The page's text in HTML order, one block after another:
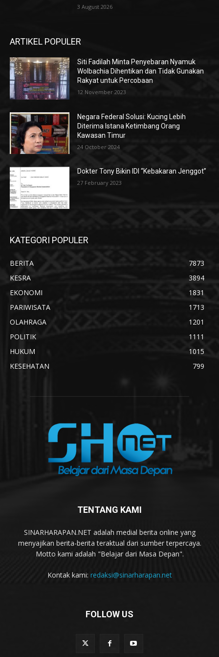
3 August 2026
ARTIKEL POPULER
Siti Fadilah Minta Penyebaran Nyamuk
Wolbachia Dihentikan dan Tidak Gunakan
Rakyat untuk Percobaan
12 November 2023
Negara Federal Solusi: Kucing Lebih
Diterima Istana Ketimbang Orang
Kawasan Timur
24 October 2024
Dokter Tony Bikin IDI “Kebakaran Jenggot”
27 February 2023
KATEGORI POPULER
BERITA
7873
KESRA
3894
EKONOMI
1831
PARIWISATA
1713
OLAHRAGA
1201
POLITIK
1111
HUKUM
1015
KESEHATAN
799
TENTANG KAMI
SINARHARAPAN.NET adalah medial berita online yang
menyajikan berita-berita teraktual dari sumber terpercaya.
Motto kami adalah "Belajar dari Masa Depan".
Kontak kami: redaksi@sinarharapan.net
FOLLOW US